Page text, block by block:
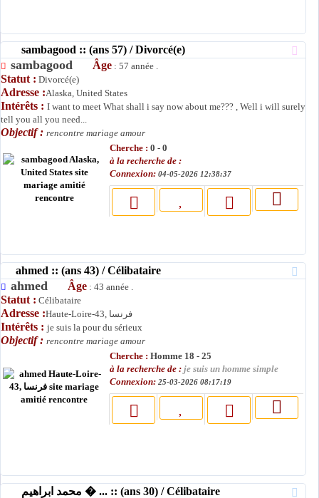
sambagood :: (ans 57) / Divorcé(e)
sambagood Âge : 57 année .
Statut : Divorcé(e)
Adresse :Alaska, United States
Intérêts : I want to meet What shall i say now about me??? , Well i will surely
tell you all you need...
Objectif : rencontre mariage amour
Cherche : 0 - 0
à la recherche de :
Connexion: 04-05-2026 12:38:37
ahmed :: (ans 43) / Célibataire
ahmed Âge : 43 année .
Statut : Célibataire
Adresse : Haute-Loire-43, فرنسا
Intérêts : je suis la pour du sérieux
Objectif : rencontre mariage amour
Cherche : Homme 18 - 25
à la recherche de : je suis un homme simple
Connexion: 25-03-2026 08:17:19
محمد ابراهیم � ... :: (ans 30) / Célibataire